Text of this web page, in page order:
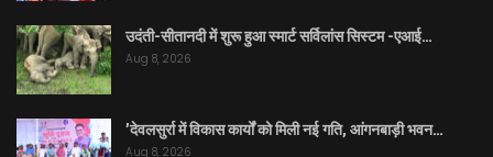
उदंती-सीतानदी में शुरू हुआ स्मार्ट सर्विलांस सिस्टम -एआई…
Aug 8, 2026
’देवलसुर्रा में विकास कार्यों को मिली नई गति, आंगनबाड़ी भवन…
Aug 8, 2026